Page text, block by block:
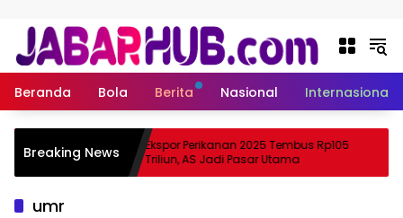
Beranda Bola Berita Nasional Internasional
Breaking News
Suzuki?
Ekspor Perikanan 2025 Tembus Rp105
Triliun, AS Jadi Pasar Utama
umr